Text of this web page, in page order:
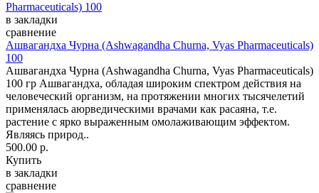
в закладки
сравнение
Ашвагандха Чурна (Ashwagandha Churna, Vyas Pharmaceuticals)
100
Ашвагандха Чурна (Ashwagandha Churna, Vyas Pharmaceuticals)
100 гр Ашвагандха, обладая широким спектром действия на
человеческий организм, на протяжении многих тысячелетий
применялась аюрведическими врачами как расаяна, т.е.
растение с ярко выраженным омолаживающим эффектом.
Являясь природ..
500.00 р.
Купить
в закладки
сравнение